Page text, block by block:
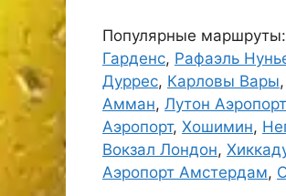
Популярные маршруты:
Гарденс, Рафаэль
Дуррес, Карловы Вары,
Амман, Лутон
Аэропорт, Хошимин,
Вокзал Лондон,
Аэропорт Амстердам,